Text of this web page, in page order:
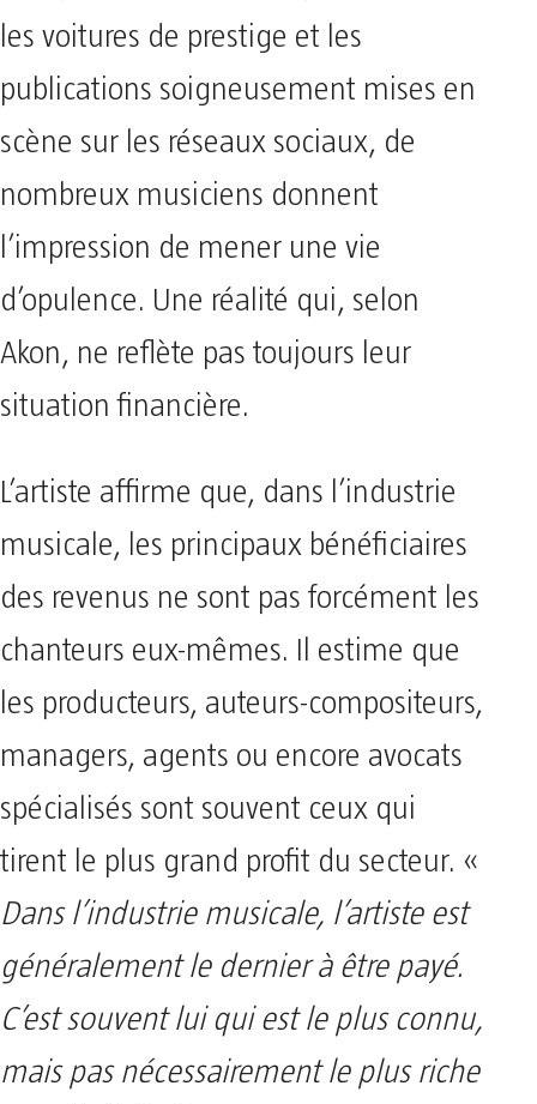
les voitures de prestige et les
publications soigneusement mises en
scène sur les réseaux sociaux, de
nombreux musiciens donnent
l’impression de mener une vie
d’opulence. Une réalité qui, selon
Akon, ne reflète pas toujours leur
situation financière.
L’artiste affirme que, dans l’industrie
musicale, les principaux bénéficiaires
des revenus ne sont pas forcément les
chanteurs eux-mêmes. Il estime que
les producteurs, auteurs-compositeurs,
managers, agents ou encore avocats
spécialisés sont souvent ceux qui
tirent le plus grand profit du secteur. «
Dans l’industrie musicale, l’artiste est
généralement le dernier à être payé.
C’est souvent lui qui est le plus connu,
mais pas nécessairement le plus riche